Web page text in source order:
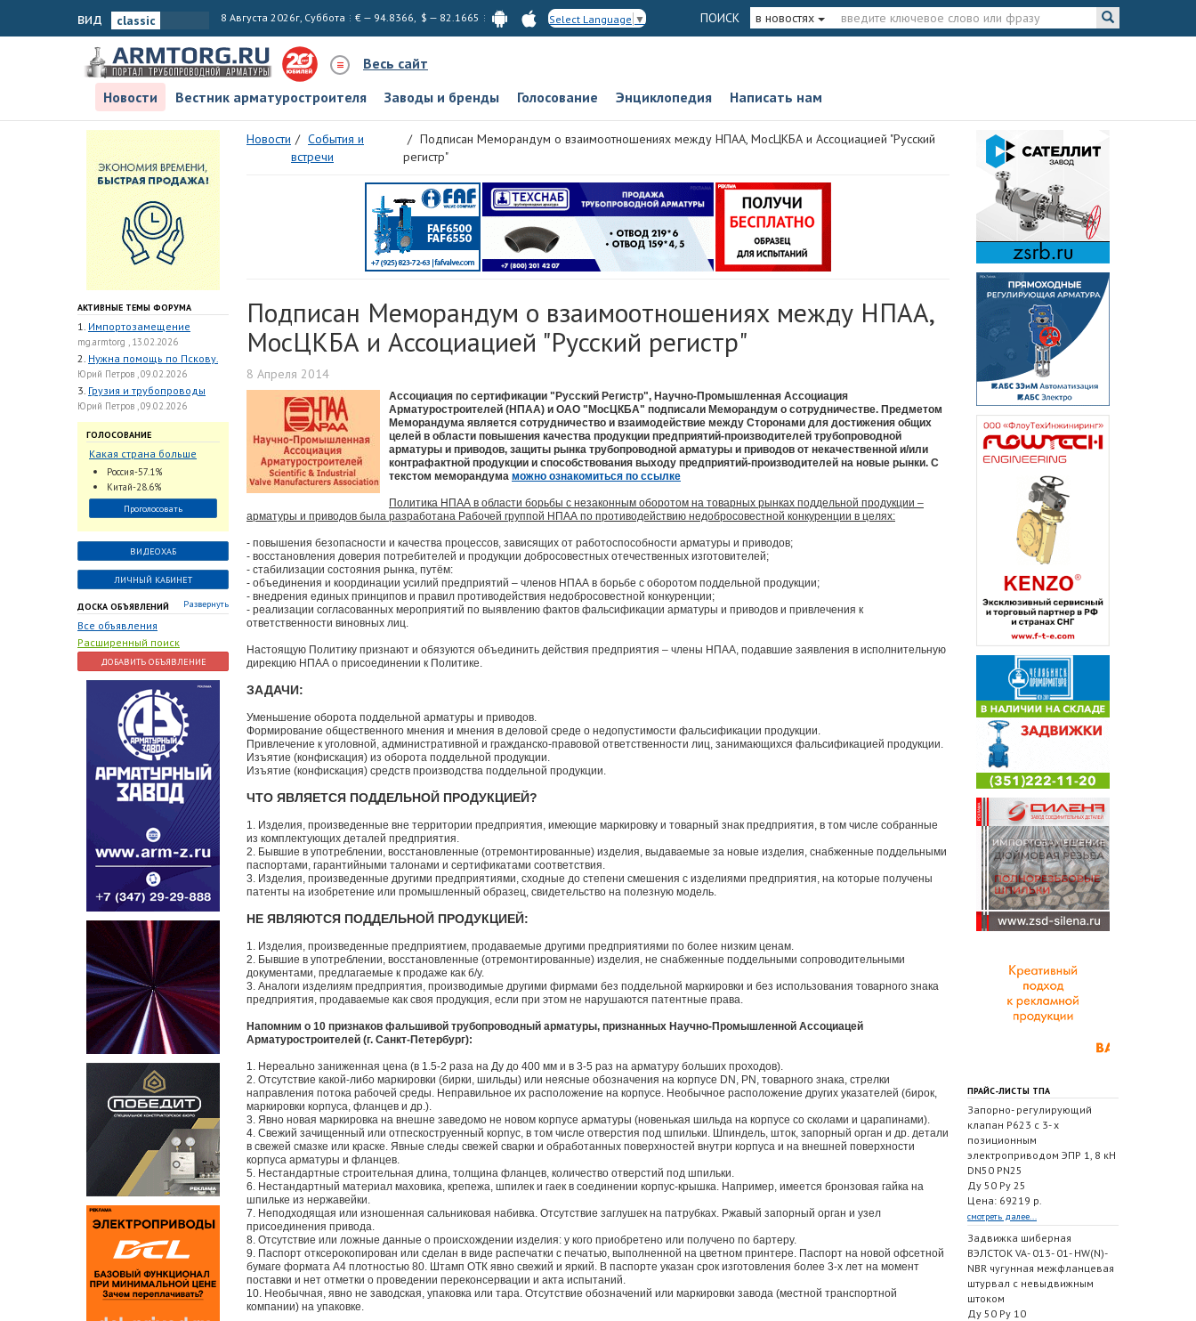
вид 8 Августа 2026г, Суббота € — 94.8366, $ — 82.1665 Select Language ▼ ПОИСК в новостях
Весь сайт
Новости
Вестник арматуростроителя Заводы и бренды Голосование Энциклопедия Написать нам
АКТИВНЫЕ ТЕМЫ ФОРУМА
1. Импортозамещение
mg.armtorg , 13.02.2026
2. Нужна помощь по Пскову.
Юрий Петров , 09.02.2026
3. Грузия и трубопроводы
Юрий Петров , 09.02.2026
ГОЛОСОВАНИЕ
Какая страна больше
всего поставляет
трубопроводную
арматуру в химическую
отрасль?
Россия-57.1%
Китай-28.6%
Проголосовать
ВИДЕОХАБ
ЛИЧНЫЙ КАБИНЕТ
ДОСКА ОБЪЯВЛЕНИЙ Развернуть
Все объявления
Расширенный поиск
ДОБАВИТЬ ОБЪЯВЛЕНИЕ
Новости
События и
встречи
Подписан Меморандум о взаимоотношениях между НПАА, МосЦКБА и Ассоциацией "Русский
регистр"
Подписан Меморандум о взаимоотношениях между НПАА,
МосЦКБА и Ассоциацией "Русский регистр"
8 Апреля 2014
Ассоциация по сертификации "Русский Регистр", Научно-Промышленная Ассоциация
Арматуростроителей (НПАА) и ОАО "МосЦКБА" подписали Меморандум о сотрудничестве. Предметом
Меморандума является сотрудничество и взаимодействие между Сторонами для достижения общих
целей в области повышения качества продукции предприятий-производителей трубопроводной
арматуры и приводов, защиты рынка трубопроводной арматуры и приводов от некачественной и/или
контрафактной продукции и способствования выходу предприятий-производителей на новые рынки. С
текстом меморандума можно ознакомиться по ссылке
Политика НПАА в области борьбы с незаконным оборотом на товарных рынках поддельной продукции –
арматуры и приводов была разработана Рабочей группой НПАА по противодействию недобросовестной конкуренции в целях:
- повышения безопасности и качества процессов, зависящих от работоспособности арматуры и приводов;
- восстановления доверия потребителей и продукции добросовестных отечественных изготовителей;
- стабилизации состояния рынка, путём:
- объединения и координации усилий предприятий – членов НПАА в борьбе с оборотом поддельной продукции;
- внедрения единых принципов и правил противодействия недобросовестной конкуренции;
- реализации согласованных мероприятий по выявлению фактов фальсификации арматуры и приводов и привлечения к
ответственности виновных лиц.
Настоящую Политику признают и обязуются объединить действия предприятия – члены НПАА, подавшие заявления в исполнительную
дирекцию НПАА о присоединении к Политике.
ЗАДАЧИ:
Уменьшение оборота поддельной арматуры и приводов.
Формирование общественного мнения и мнения в деловой среде о недопустимости фальсификации продукции.
Привлечение к уголовной, административной и гражданско-правовой ответственности лиц, занимающихся фальсификацией продукции.
Изъятие (конфискация) из оборота поддельной продукции.
Изъятие (конфискация) средств производства поддельной продукции.
ЧТО ЯВЛЯЕТСЯ ПОДДЕЛЬНОЙ ПРОДУКЦИЕЙ?
1. Изделия, произведенные вне территории предприятия, имеющие маркировку и товарный знак предприятия, в том числе собранные
из комплектующих деталей предприятия.
2. Бывшие в употреблении, восстановленные (отремонтированные) изделия, выдаваемые за новые изделия, снабженные поддельными
паспортами, гарантийными талонами и сертификатами соответствия.
3. Изделия, произведенные другими предприятиями, сходные до степени смешения с изделиями предприятия, на которые получены
патенты на изобретение или промышленный образец, свидетельство на полезную модель.
НЕ ЯВЛЯЮТСЯ ПОДДЕЛЬНОЙ ПРОДУКЦИЕЙ:
1. Изделия, произведенные предприятием, продаваемые другими предприятиями по более низким ценам.
2. Бывшие в употреблении, восстановленные (отремонтированные) изделия, не снабженные поддельными сопроводительными
документами, предлагаемые к продаже как б/у.
3. Аналоги изделиям предприятия, производимые другими фирмами без поддельной маркировки и без использования товарного знака
предприятия, продаваемые как своя продукция, если при этом не нарушаются патентные права.
Напомним о 10 признаков фальшивой трубопроводный арматуры, признанных Научно-Промышленной Ассоциацей
Арматуростроителей (г. Санкт-Петербург):
1. Нереально заниженная цена (в 1.5-2 раза на Ду до 400 мм и в 3-5 раз на арматуру больших проходов).
2. Отсутствие какой-либо маркировки (бирки, шильды) или неясные обозначения на корпусе DN, PN, товарного знака, стрелки
направления потока рабочей среды. Неправильное их расположение на корпусе. Необычное расположение других указателей (бирок,
маркировки корпуса, фланцев и др.).
3. Явно новая маркировка на внешне заведомо не новом корпусе арматуры (новенькая шильда на корпусе со сколами и царапинами).
4. Свежий зачищенный или отпескоструенный корпус, в том числе отверстия под шпильки. Шпиндель, шток, запорный орган и др. детали
в свежей смазке или краске. Явные следы свежей сварки и обработанных поверхностей внутри корпуса и на внешней поверхности
корпуса арматуры и фланцев.
5. Нестандартные строительная длина, толщина фланцев, количество отверстий под шпильки.
6. Нестандартный материал маховика, крепежа, шпилек и гаек в соединении корпус-крышка. Например, имеется бронзовая гайка на
шпильке из нержавейки.
7. Неподходящая или изношенная сальниковая набивка. Отсутствие заглушек на патрубках. Ржавый запорный орган и узел
присоединения привода.
8. Отсутствие или ложные данные о происхождении изделия: у кого приобретено или получено по бартеру.
9. Паспорт отксерокопирован или сделан в виде распечатки с печатью, выполненной на цветном принтере. Паспорт на новой офсетной
бумаге формата А4 плотностью 80. Штамп ОТК явно свежий и яркий. В паспорте указан срок изготовления более 3-х лет на момент
поставки и нет отметки о проведении переконсервации и акта испытаний.
10. Необычная, явно не заводская, упаковка или тара. Отсутствие обозначений или маркировки завода (местной транспортной
компании) на упаковке.
ПРАЙС-ЛИСТЫ ТПА
Запорно- регулирующий
клапан Р623 с 3- х
позиционным
электроприводом ЭПР 1, 8 кН
DN50 PN25
Ду 50 Ру 25
Цена: 69219 р.
смотреть далее...
Задвижка шиберная
ВЭЛСТОК VA- 013- 01- HW(N)-
NBR чугунная межфланцевая
штурвал с невыдвижным
штоком
Ду 50 Ру 10